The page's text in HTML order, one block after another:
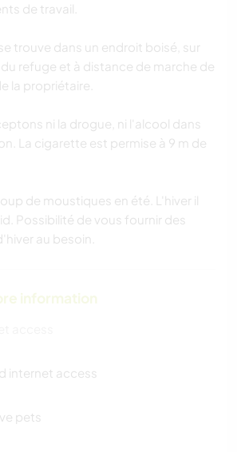
de travail.
se trouve dans un endroit boisé, sur
du refuge et à distance de marche de
la propriétaire.
ni la drogue, ni l'alcool dans
La cigarette est permise à 9 m de
de moustiques en été. L'hiver il
Possibilité de vous fournir des
au besoin.
information
internet access
pets